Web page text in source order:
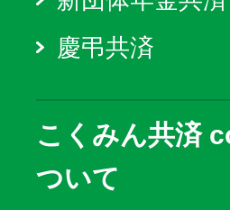
慶弔共済
こくみん共済
ついて